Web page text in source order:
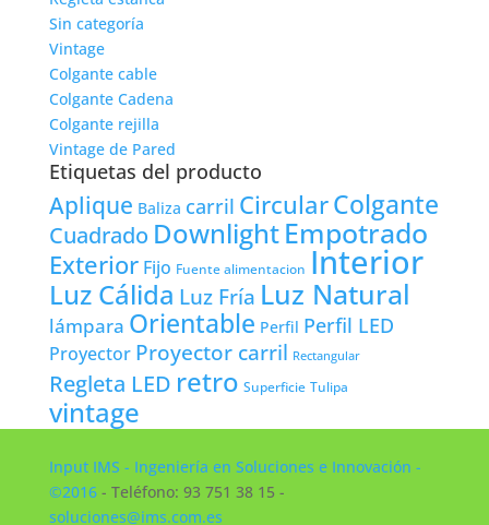
Sin categoría
Vintage
Colgante cable
Colgante Cadena
Colgante rejilla
Vintage de Pared
Etiquetas del producto
Aplique Baliza carril CircularColgante
Cuadrado DownlightEmpotrado
Exterior Fijo Fuente alimentacion Interior
Luz Cálida Luz Fría Luz Natural
lámpara Orientable Perfil Perfil LED
Proyector Proyector carril Rectangular
Regleta LED retro Superficie Tulipa
vintage
Input IMS - Ingeniería en Soluciones e Innovación -
©2016- Teléfono: 93 751 38 15 -
soluciones@ims.com.es